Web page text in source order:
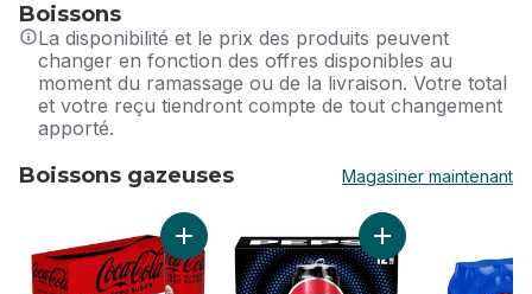
Boissons
La disponibilité et le prix des produits peuvent
changer en fonction des offres disponibles au
moment du ramassage ou de la livraison. Votre total
et votre reçu tiendront compte de tout changement
apporté.
Boissons gazeuses Magasiner maintenant
sauter Boissons gazeuses
Ajouter Cola Zero Sucre Fridge Pack
Ajouter Sans